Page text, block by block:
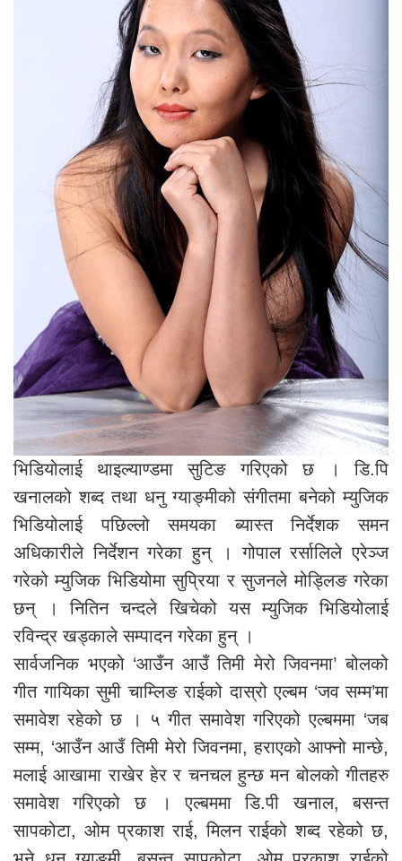
भिडियोलाई थाइल्याण्डमा सुटिङ गरिएको छ । डि.पि
खनालको शब्द तथा धनु ग्याङ्मीको संगीतमा बनेको म्युजिक
भिडियोलाई पछिल्लो समयका ब्यास्त निर्देशक समन
अधिकारीले निर्देशन गरेका हुन् । गोपाल रर्सालिले एरेञ्ज
गरेको म्युजिक भिडियोमा सुप्रिया र सुजनले मोड्लिङ गरेका
छन् । नितिन चन्दले खिचेको यस म्युजिक भिडियोलाई
रविन्द्र खड्काले सम्पादन गरेका हुन् ।
सार्वजनिक भएको ‘आउँन आउँ तिमी मेरो जिवनमा’ बोलको
गीत गायिका सुमी चाम्लिङ राईको दास्रो एल्बम ‘जव सम्म’मा
समावेश रहेको छ । ५ गीत समावेश गरिएको एल्बममा ‘जब
सम्म, ‘आउँन आउँ तिमी मेरो जिवनमा, हराएको आफ्नो मान्छे,
मलाई आखामा राखेर हेर र चनचल हुन्छ मन बोलको गीतहरु
समावेश गरिएको छ । एल्बममा डि.पी खनाल, बसन्त
सापकोटा, ओम प्रकाश राई, मिलन राईको शब्द रहेको छ,